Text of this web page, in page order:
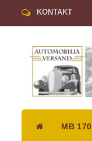
KONTAKT
MB 170